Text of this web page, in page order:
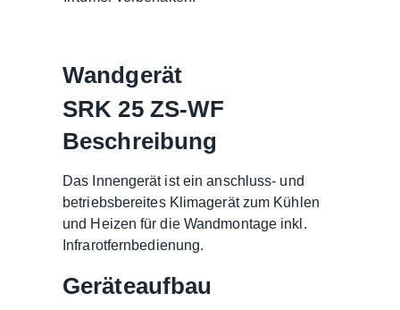
Wandgerät
SRK 25 ZS-WF
Beschreibung
Das Innengerät ist ein anschluss- und
betriebsbereites Klimagerät zum Kühlen
und Heizen für die Wandmontage inkl.
Infrarotfernbedienung.
Geräteaufbau